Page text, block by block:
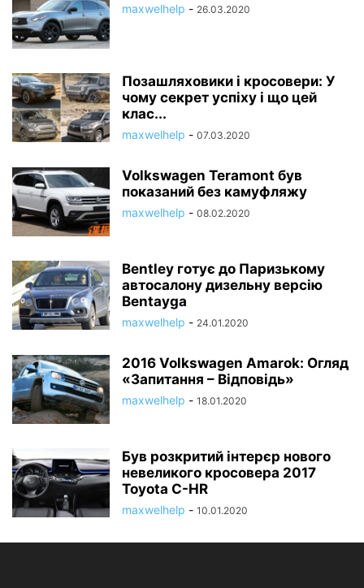
maxwelhelp - 26.03.2020
Позашляховики і кросовери: У
чому секрет успіху і що цей
клас...
maxwelhelp - 07.03.2020
Volkswagen Teramont був
показаний без камуфляжу
maxwelhelp - 08.02.2020
Bentley готує до Паризькому
автосалону дизельну версію
Bentayga
maxwelhelp - 24.01.2020
2016 Volkswagen Amarok: Огляд
«Запитання – Відповідь»
maxwelhelp - 18.01.2020
Був розкритий інтерєр нового
невеликого кросовера 2017
Toyota C-HR
maxwelhelp - 10.01.2020